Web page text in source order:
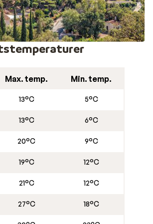
Max. temp. Min. temp.
13°C 5°C
13°C 6°C
20°C 9°C
19°C 12°C
21°C 12°C
27°C 18°C